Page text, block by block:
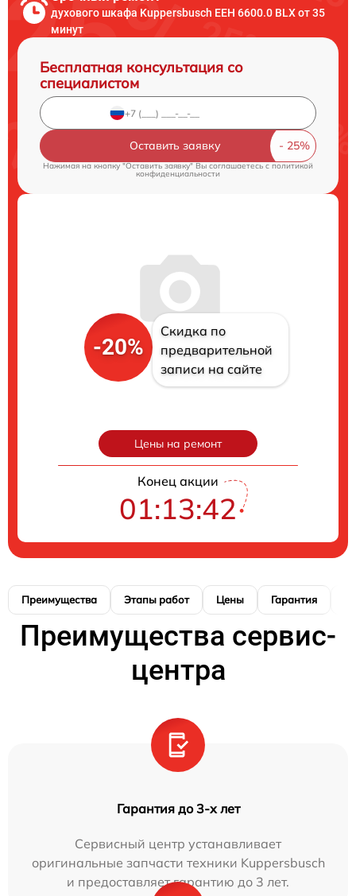
духового шкафа Kuppersbusch EEH 6600.0 BLX от 35
минут
Бесплатная консультация со
специалистом
Оставить заявку
Нажимая на кнопку "Оставить заявку" Вы соглашаетесь c политикой
конфиденциальности
-20%
Скидка по
предварительной
записи на сайте
Цены на ремонт
Конец акции
01:13:41
Преимущества Этапы работ Цены Гарантия
Преимущества сервис-
центра
Гарантия до 3-х лет
Сервисный центр устанавливает
оригинальные запчасти техники Kuppersbusch
и предоставляет гарантию до 3 лет.